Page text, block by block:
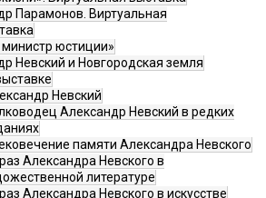
Парамонов. Виртуальная
юстиции»
Невский и Новгородская земля
Невский
Александр Невский в редких
памяти Александра Невского
Александра Невского в
литературе
Александра Невского в искусстве